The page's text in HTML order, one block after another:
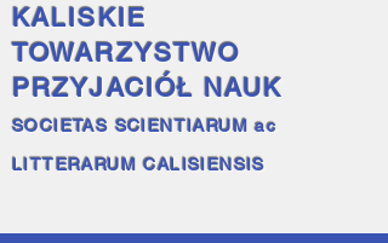
KALISKIE
TOWARZYSTWO
PRZYJACIÓŁ NAUK
SOCIETAS SCIENTIARUM ac
LITTERARUM CALISIENSIS